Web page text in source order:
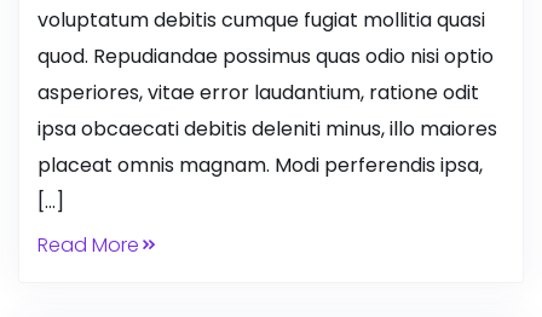
voluptatum debitis cumque fugiat mollitia quasi
quod. Repudiandae possimus quas odio nisi optio
asperiores, vitae error laudantium, ratione odit
ipsa obcaecati debitis deleniti minus, illo maiores
placeat omnis magnam. Modi perferendis ipsa,
[…]
Read More